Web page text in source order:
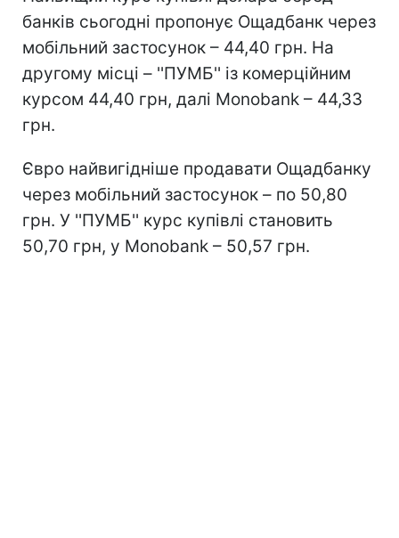
банків сьогодні пропонує Ощадбанк через
мобільний застосунок – 44,40 грн. На
другому місці – ''ПУМБ'' із комерційним
курсом 44,40 грн, далі Monobank – 44,33
грн.
Євро найвигідніше продавати Ощадбанку
через мобільний застосунок – по 50,80
грн. У ''ПУМБ'' курс купівлі становить
50,70 грн, у Monobank – 50,57 грн.